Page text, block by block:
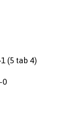
(5 tab 4)
0